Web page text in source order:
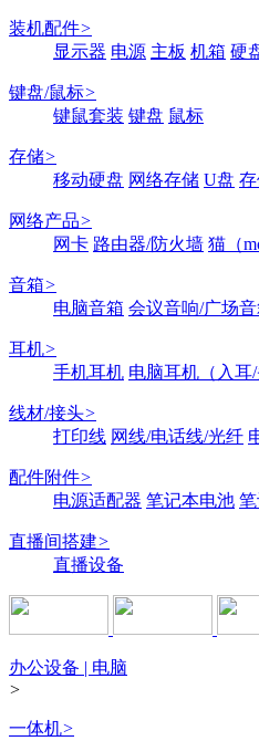
装机配件>
显示器 电源 主板 机箱 硬
键盘/鼠标>
键鼠套装 键盘 鼠标
存储>
移动硬盘 网络存储 U盘
网络产品>
网卡 路由器/防火墙 猫（
音箱>
电脑音箱 会议音响/广场音
耳机>
手机耳机 电脑耳机（入耳/
线材/接头>
打印线 网线/电话线/光纤
配件附件>
电源适配器 笔记本电池
直播间搭建>
直播设备
办公设备 | 电脑
>
一体机>